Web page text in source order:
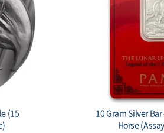
1
China 2026 - China